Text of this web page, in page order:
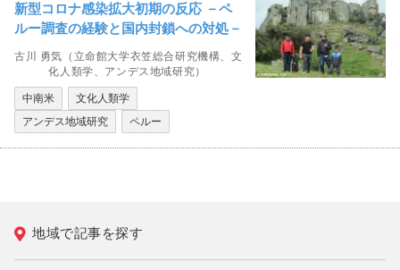
新型コロナ感染拡大初期の反応 －ペ
ルー調査の経験と国内封鎖への対処－
古川 勇気（立命館大学衣笠総合研究機構、文
化人類学、アンデス地域研究）
中南米
文化人類学
アンデス地域研究
ペルー
地域で記事を探す